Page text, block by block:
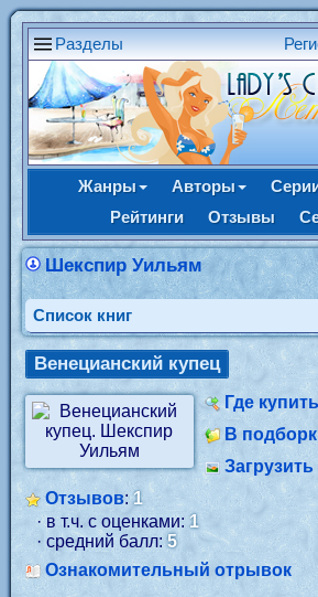
Разделы
Жанры Авторы
Рейтинги
Отзывы
Шекспир Уильям
Cписок книг
Венецианский купец
Где
В
Отзывов:1
· в т.ч. с оценками: 1
· средний балл:5
Ознакомительный отрывок